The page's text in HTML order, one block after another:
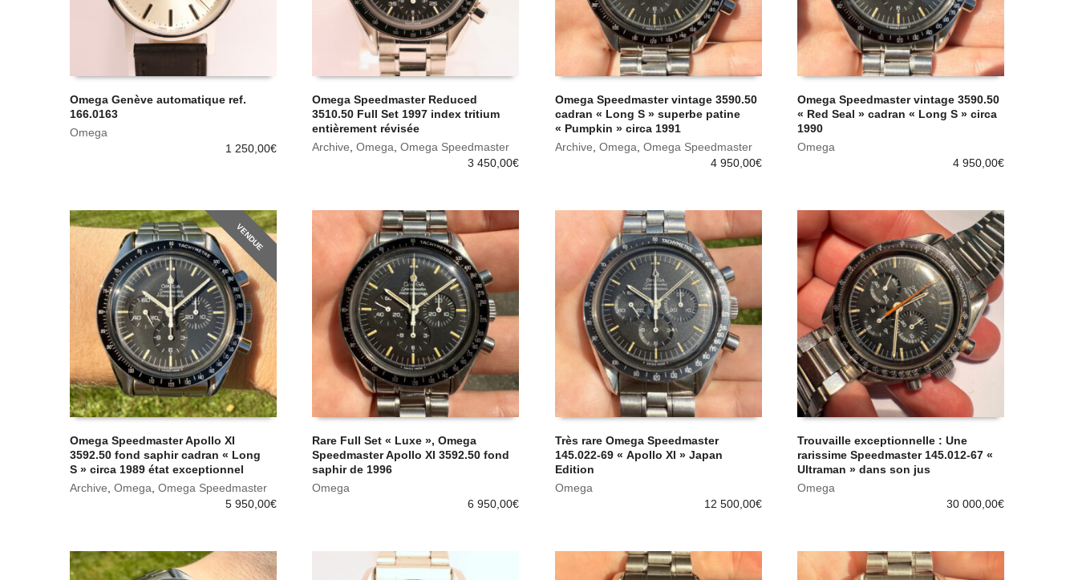
Omega Genève automatique ref.
166.0163
Omega
1 250,00€
Omega Speedmaster Reduced
3510.50 Full Set 1997 index tritium
entièrement révisée
Archive ,Omega ,Omega Speedmaster
3 450,00€
Omega Speedmaster vintage 3590.50
cadran « Long S » superbe patine
« Pumpkin » circa 1991
Archive Omega Omega Speedmaster
4 950,00€
Omega Speedmaster vintage 3590.50
« Red Seal » cadran « Long S » circa
1990
Omega
4 950,00€
VENDUE
Omega Speedmaster Apollo XI
3592.50 fond saphir cadran « Long
S » circa 1989 état exceptionnel
Archive Omega Omega Speedmaster
5 950,00€
Rare Full Set « Luxe », Omega
Speedmaster Apollo XI 3592.50 fond
saphir de 1996
Omega
6 950,00€
Très rare Omega Speedmaster
145.022-69 « Apollo XI » Japan
Edition
Omega
12 500,00€
Trouvaille exceptionnelle : Une
rarissime Speedmaster 145.012-67 «
Ultraman » dans son jus
Omega
30 000,00€